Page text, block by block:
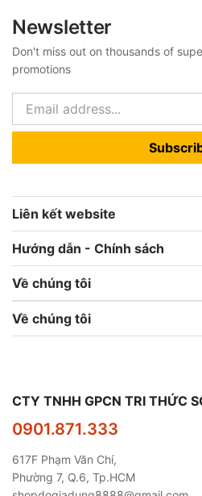
Newsletter
Don't miss out on thousands of
promotions
Liên kết website
Hướng dẫn - Chính sách
Về chúng tôi
Về chúng tôi
CTY TNHH GPCN TRI THỨC
0901.871.333
617F Phạm Văn Chí,
Phường 7, Q.6, Tp.HCM